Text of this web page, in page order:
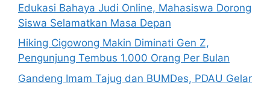
Edukasi Bahaya Judi Online, Mahasiswa Dorong
Siswa Selamatkan Masa Depan
Hiking Cigowong Makin Diminati Gen Z,
Pengunjung Tembus 1.000 Orang Per Bulan
Gandeng Imam Tajug dan BUMDes, PDAU Gelar